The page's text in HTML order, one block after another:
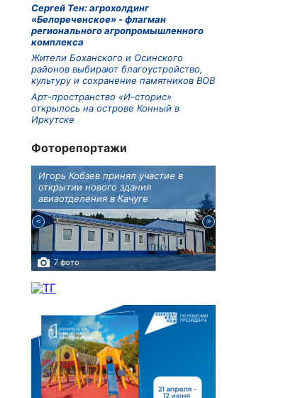
Сергей Тен: агрохолдинг
«Белореченское» - флагман
регионального агропромышленного
комплекса
Жители Боханского и Осинского
районов выбирают благоустройство,
культуру и сохранение памятников ВОВ
Арт-пространство «И-сторис»
открылось на острове Конный в
Иркутске
Фоторепортажи
Игорь Кобзев принял участие в
открытии нового здания
авиаотделения в Качуге
7 фото